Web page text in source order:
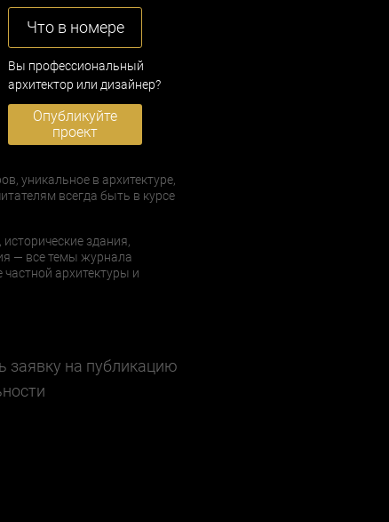
Что в номере
Вы профессиональный
архитектор или дизайнер?
Опубликуйте
проект
уникальное в архитектуре,
всегда быть в курсе
здания,
— все темы журнала
архитектуры и
заявку на публикацию